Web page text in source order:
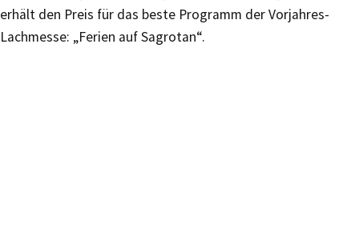
erhält den Preis für das beste Programm der Vorjahres-
Lachmesse: „Ferien auf Sagrotan“.